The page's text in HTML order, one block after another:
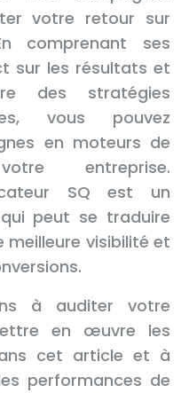
votre retour sur
comprenant ses
sur les résultats et
des stratégies
vous pouvez
en moteurs de
entreprise.
SQ est un
peut se traduire
meilleure visibilité et
à auditer votre
en œuvre les
cet article et à
performances de